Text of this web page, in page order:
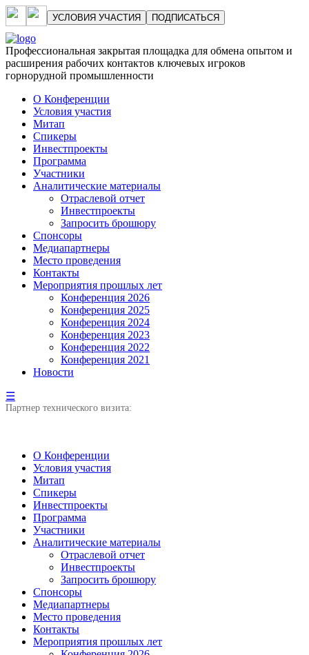
УСЛОВИЯ УЧАСТИЯ ПОДПИСАТЬСЯ
Профессиональная закрытая площадка для обмена опытом и
расширения рабочих контактов ключевых игроков
горнорудной промышленности
О Конференции
Условия участия
Митап
Спикеры
Инвестпроекты
Программа
Участники
Аналитические материалы
Отраслевой отчет
Инвестпроекты
Запросить брошюру
Спонсоры
Медиапартнеры
Место проведения
Контакты
Мероприятия прошлых лет
Конференция 2026
Конференция 2025
Конференция 2024
Конференция 2023
Конференция 2022
Конференция 2021
Новости
☰
Партнер технического визита:
О Конференции
Условия участия
Митап
Спикеры
Инвестпроекты
Программа
Участники
Аналитические материалы
Отраслевой отчет
Инвестпроекты
Запросить брошюру
Спонсоры
Медиапартнеры
Место проведения
Контакты
Мероприятия прошлых лет